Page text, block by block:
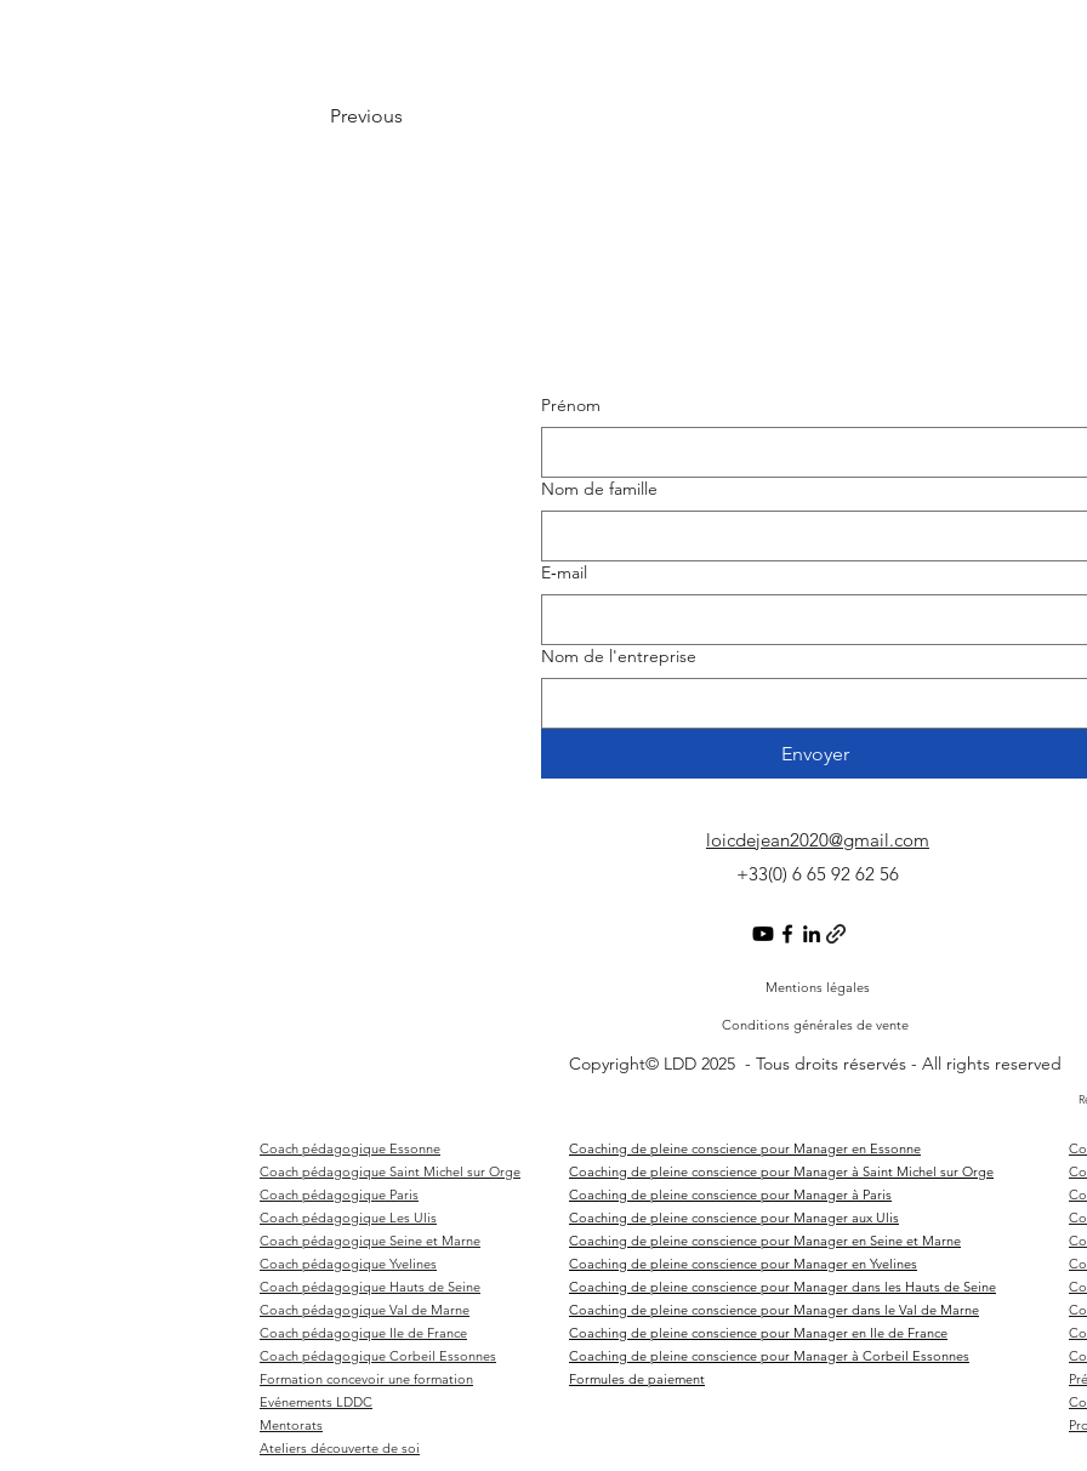
Previous
Prénom
Nom de famille
E‑mail
Nom de l'entreprise
Envoyer
loicdejean2020@gmail.com
+33(0) 6 65 92 62 56
Mentions légales
Conditions générales de vente
Copyright© LDD 2025 - Tous droits réservés - All rights reserved
Coach pédagogique Essonne
Coach pédagogique Saint Michel sur Orge
Coach pédagogique Paris
Coach pédagogique Les Ulis
Coach pédagogique Seine et Marne
Coach pédagogique Yvelines
Coach pédagogique Hauts de Seine
Coach pédagogique Val de Marne
Coach pédagogique Ile de France
Coach pédagogique Corbeil Essonnes
Formation concevoir une formation
Evénements LDDC
Mentorats
Ateliers découverte de soi
Coaching de pleine conscience pour Manager en Essonne
Coaching de pleine conscience pour Manager à Saint Michel sur Orge
Coaching de pleine conscience pour Manager à Paris
Coaching de pleine conscience pour Manager aux Ulis
Coaching de pleine conscience pour Manager en Seine et Marne
Coaching de pleine conscience pour Manager en Yvelines
Coaching de pleine conscience pour Manager dans les Hauts de Seine
Coaching de pleine conscience pour Manager dans le Val de Marne
Coaching de pleine conscience pour Manager en Ile de France
Coaching de pleine conscience pour Manager à Corbeil Essonnes
Formules de paiement